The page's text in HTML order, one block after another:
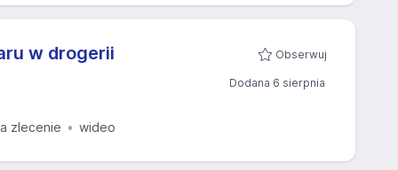
w drogerii
zlecenie wideo
Obserwuj
Dodana 6 sierpnia